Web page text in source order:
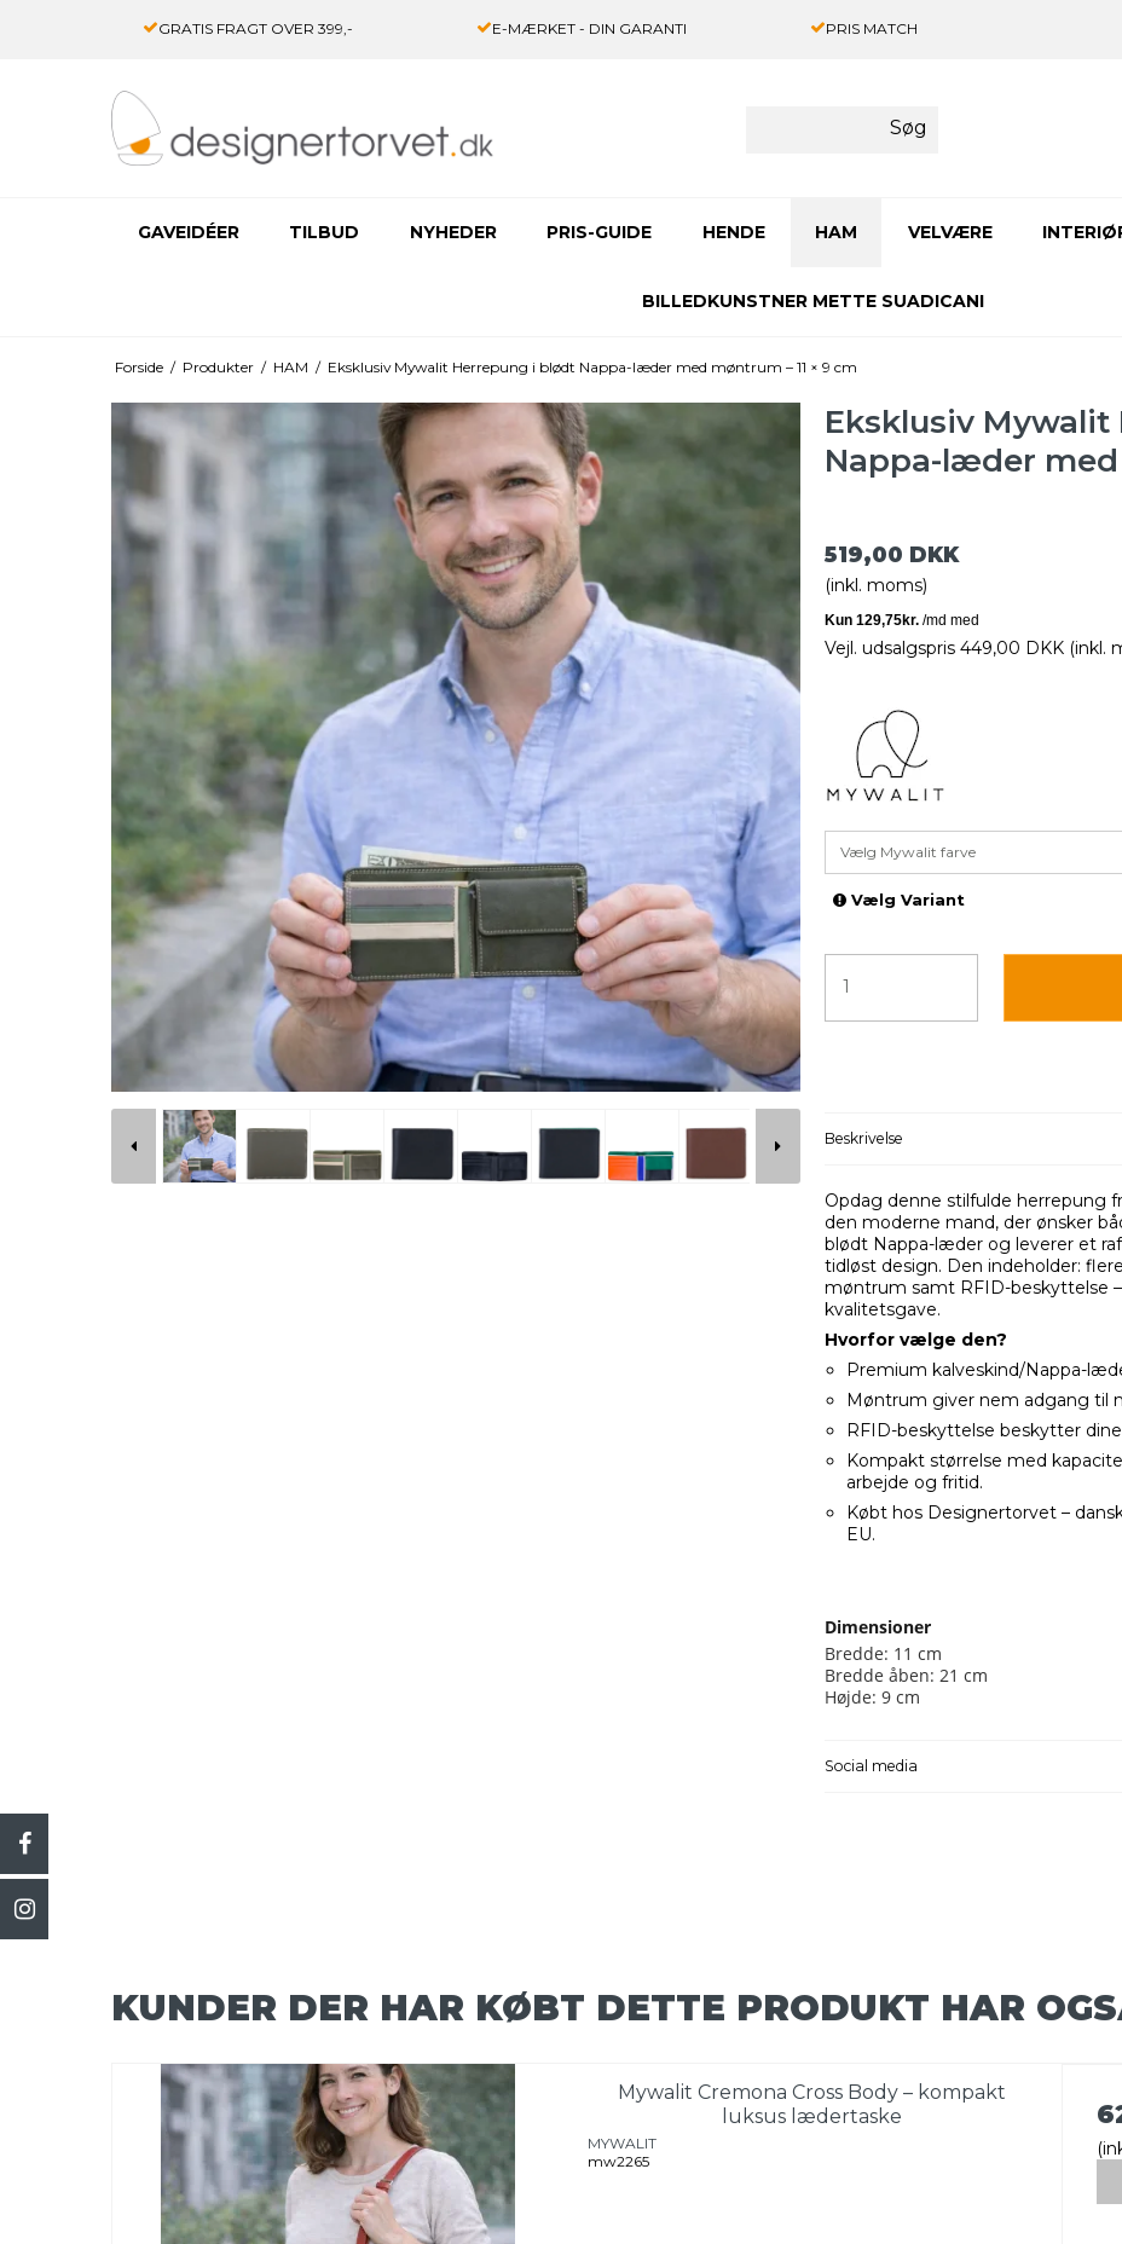
GRATIS FRAGT OVER 399,- E-MÆRKET - DIN GARANTI PRIS MATCH
Søg
GAVEIDÉER TILBUD NYHEDER PRIS-GUIDE HENDE HAM VELVÆRE
BILLEDKUNSTNER METTE SUADICANI
Forside / Produkter / HAM / Eksklusiv Mywalit Herrepung i blødt Nappa-læder med møntrum – 11 × 9 cm
Eksklusiv
Nappa-læder med
519,00 DKK
(inkl. moms)
Vejl. udsalgspris 449,00 DKK (inkl.
Vælg Mywalit farve
Vælg Variant
Beskrivelse
Opdag denne stilfulde herrepung
den moderne mand, der ønsker
blødt Nappa-læder og leverer et
tidløst design. Den indeholder:
møntrum samt RFID-beskyttelse
kvalitetsgave.
Hvorfor vælge den?
Premium kalveskind/Nappa-
Møntrum giver nem adgang til
RFID-beskyttelse beskytter
Kompakt størrelse med
arbejde og fritid.
Købt hos Designertorvet –
EU.
Dimensioner
Bredde: 11 cm
Bredde åben: 21 cm
Højde: 9 cm
Social media
KUNDER DER HAR KØBT DETTE PRODUKT HAR
Mywalit Cremona Cross Body – kompakt
luksus lædertaske
MYWALIT
mw2265